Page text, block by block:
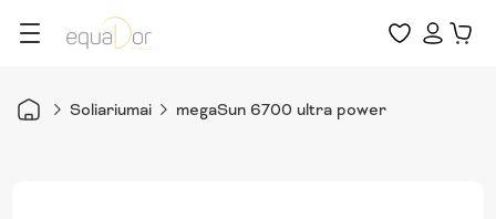
Soliariumai megaSun 6700 ultra power